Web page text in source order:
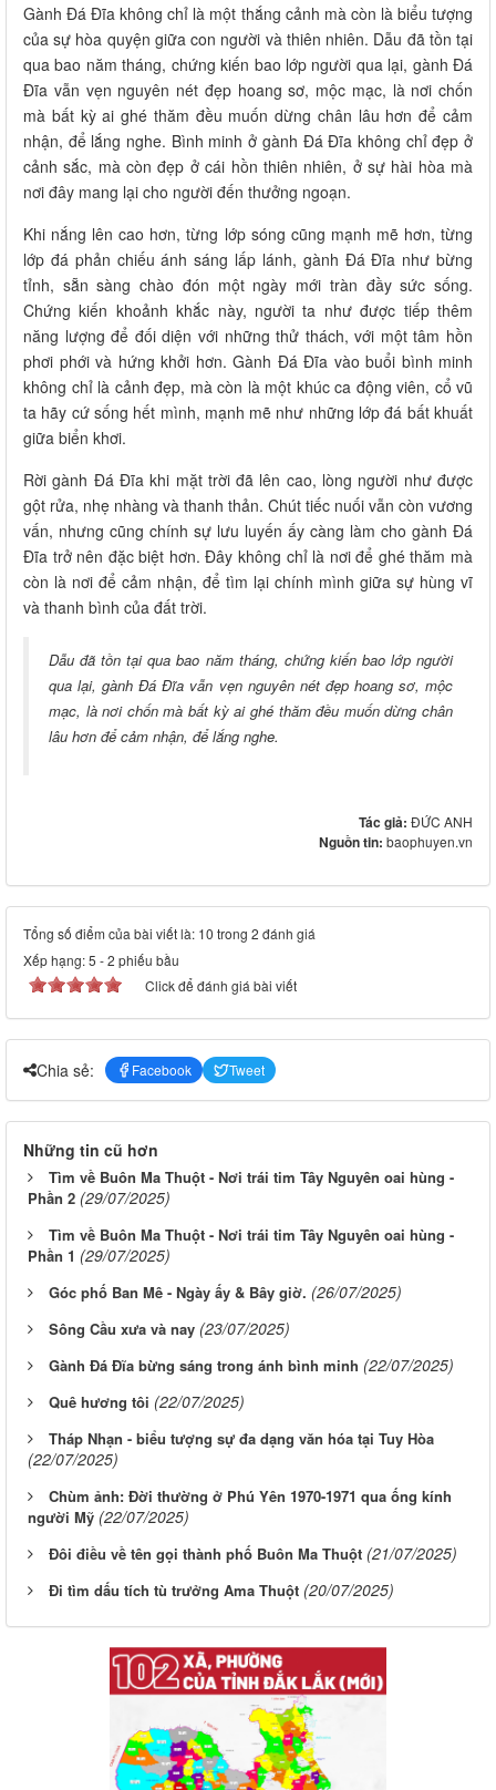
Gành Đá Đĩa không chỉ là một thắng cảnh mà còn là biểu tượng
của sự hòa quyện giữa con người và thiên nhiên. Dẫu đã tồn tại
qua bao năm tháng, chứng kiến bao lớp người qua lại, gành Đá
Đĩa vẫn vẹn nguyên nét đẹp hoang sơ, mộc mạc, là nơi chốn
mà bất kỳ ai ghé thăm đều muốn dừng chân lâu hơn để cảm
nhận, để lắng nghe. Bình minh ở gành Đá Đĩa không chỉ đẹp ở
cảnh sắc, mà còn đẹp ở cái hồn thiên nhiên, ở sự hài hòa mà
nơi đây mang lại cho người đến thưởng ngoạn.
Khi nắng lên cao hơn, từng lớp sóng cũng mạnh mẽ hơn, từng
lớp đá phản chiếu ánh sáng lấp lánh, gành Đá Đĩa như bừng
tỉnh, sẵn sàng chào đón một ngày mới tràn đầy sức sống.
Chứng kiến khoảnh khắc này, người ta như được tiếp thêm
năng lượng để đối diện với những thử thách, với một tâm hồn
phơi phới và hứng khởi hơn. Gành Đá Đĩa vào buổi bình minh
không chỉ là cảnh đẹp, mà còn là một khúc ca động viên, cổ vũ
ta hãy cứ sống hết mình, mạnh mẽ như những lớp đá bất khuất
giữa biển khơi.
Rời gành Đá Đĩa khi mặt trời đã lên cao, lòng người như được
gột rửa, nhẹ nhàng và thanh thản. Chút tiếc nuối vẫn còn vương
vấn, nhưng cũng chính sự lưu luyến ấy càng làm cho gành Đá
Đĩa trở nên đặc biệt hơn. Đây không chỉ là nơi để ghé thăm mà
còn là nơi để cảm nhận, để tìm lại chính mình giữa sự hùng vĩ
và thanh bình của đất trời.
Dẫu đã tồn tại qua bao năm tháng, chứng kiến bao lớp người
qua lại, gành Đá Đĩa vẫn vẹn nguyên nét đẹp hoang sơ, mộc
mạc, là nơi chốn mà bất kỳ ai ghé thăm đều muốn dừng chân
lâu hơn để cảm nhận, để lắng nghe.
Tác giả: ĐỨC ANH
Nguồn tin: baophuyen.vn
Tổng số điểm của bài viết là: 10 trong 2 đánh giá
Xếp hạng:5 -2 phiếu bầu
Click để đánh giá bài viết
Chia sẻ: Facebook Tweet
Những tin cũ hơn
Tìm về Buôn Ma Thuột - Nơi trái tim Tây Nguyên oai hùng -
Phần 2 (29/07/2025)
Tìm về Buôn Ma Thuột - Nơi trái tim Tây Nguyên oai hùng -
Phần 1 (29/07/2025)
Góc phố Ban Mê - Ngày ấy & Bây giờ. (26/07/2025)
Sông Cầu xưa và nay (23/07/2025)
Gành Đá Đĩa bừng sáng trong ánh bình minh (22/07/2025)
Quê hương tôi (22/07/2025)
Tháp Nhạn - biểu tượng sự đa dạng văn hóa tại Tuy Hòa
(22/07/2025)
Chùm ảnh: Đời thường ở Phú Yên 1970-1971 qua ống kính
người Mỹ (22/07/2025)
Đôi điều về tên gọi thành phố Buôn Ma Thuột (21/07/2025)
Đi tìm dấu tích tù trưởng Ama Thuột (20/07/2025)